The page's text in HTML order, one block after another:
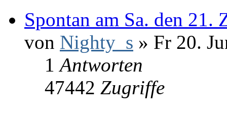
Spontan am Sa. den 21.
von Nighty_s » Fr 20.
1Antworten
47442 Zugriffe